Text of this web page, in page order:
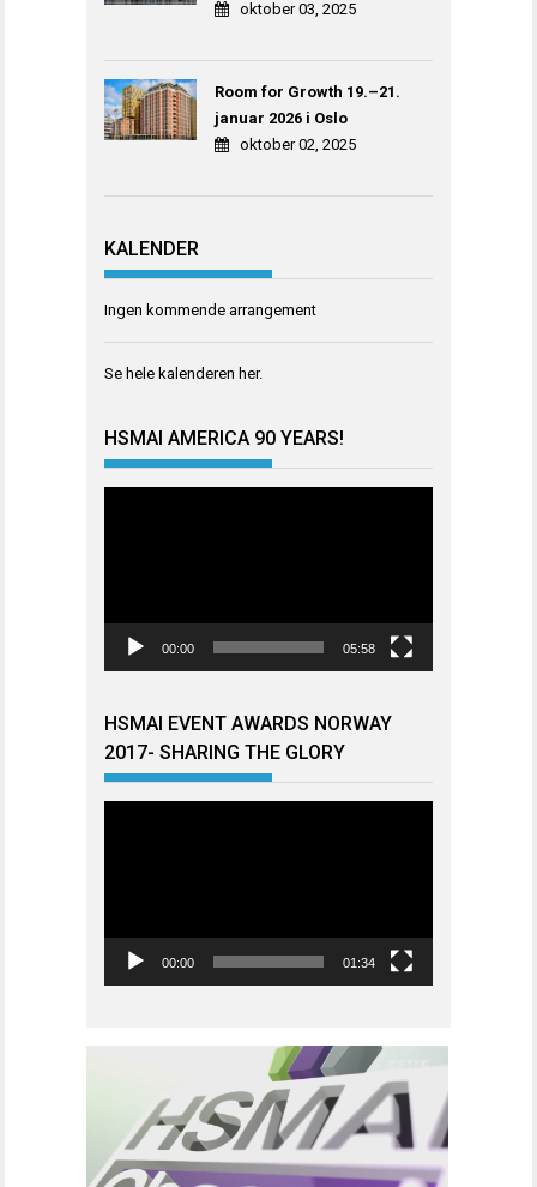
oktober 03, 2025
Room for Growth 19.–21.
januar 2026 i Oslo
oktober 02, 2025
KALENDER
Ingen kommende arrangement
Se hele kalenderen her.
HSMAI AMERICA 90 YEARS!
00:00 05:58
HSMAI EVENT AWARDS NORWAY
2017- SHARING THE GLORY
00:00 01:34